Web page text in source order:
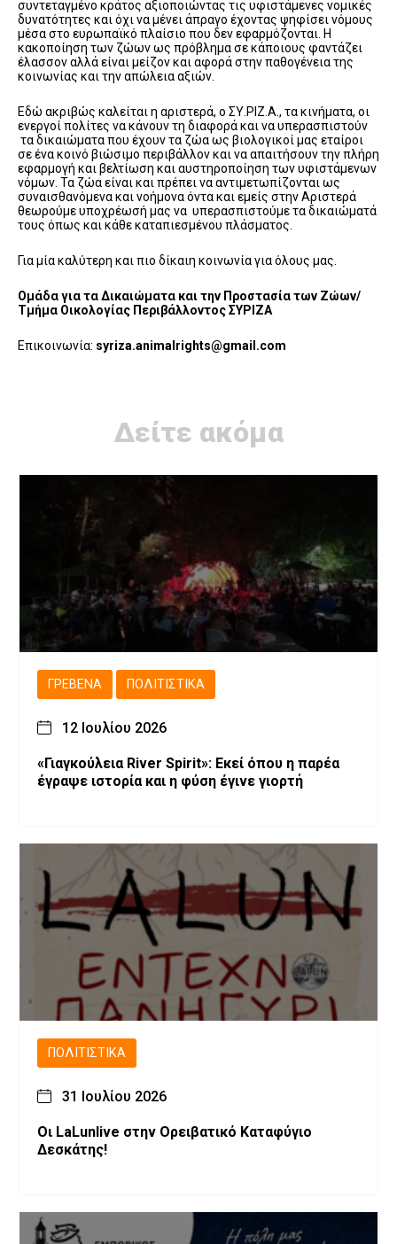
συντεταγμένο κράτος αξιοποιώντας τις υφιστάμενες νομικές
δυνατότητες και όχι να μένει άπραγο έχοντας ψηφίσει νόμους
μέσα στο ευρωπαϊκό πλαίσιο που δεν εφαρμόζονται. Η
κακοποίηση των ζώων ως πρόβλημα σε κάποιους φαντάζει
έλασσον αλλά είναι μείζον και αφορά στην παθογένεια της
κοινωνίας και την απώλεια αξιών.
Εδώ ακριβώς καλείται η αριστερά, ο ΣΥ.ΡΙΖ.Α., τα κινήματα, οι
ενεργοί πολίτες να κάνουν τη διαφορά και να υπερασπιστούν
τα δικαιώματα που έχουν τα ζώα ως βιολογικοί μας εταίροι
σε ένα κοινό βιώσιμο περιβάλλον και να απαιτήσουν την πλήρη
εφαρμογή και βελτίωση και αυστηροποίηση των υφιστάμενων
νόμων. Τα ζώα είναι και πρέπει να αντιμετωπίζονται ως
συναισθανόμενα και νοήμονα όντα και εμείς στην Αριστερά
θεωρούμε υποχρέωσή μας να υπερασπιστούμε τα δικαιώματά
τους όπως και κάθε καταπιεσμένου πλάσματος.
Για μία καλύτερη και πιο δίκαιη κοινωνία για όλους μας.
Ομάδα για τα Δικαιώματα και την Προστασία των Ζώων/
Τμήμα Οικολογίας Περιβάλλοντος ΣΥΡΙΖΑ
Επικοινωνία: syriza.animalrights@gmail.com
Δείτε ακόμα
ΓΡΕΒΕΝΆ ΠΟΛΙΤΙΣΤΙΚΆ
12 Ιουλίου 2026
«Γιαγκούλεια River Spirit»: Εκεί όπου η παρέα
έγραψε ιστορία και η φύση έγινε γιορτή
ΠΟΛΙΤΙΣΤΙΚΆ
31 Ιουλίου 2026
Οι LaLunlive στην Ορειβατικό Καταφύγιο
Δεσκάτης!